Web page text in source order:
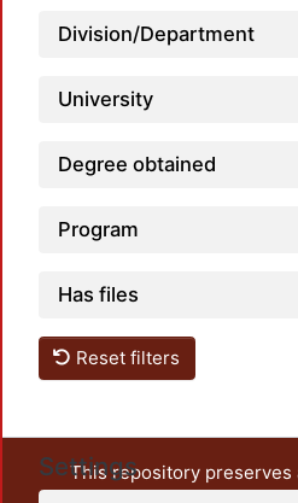
Division/Department
University
Degree obtained
Program
Has files
Reset filters
Settings
This repository preserves